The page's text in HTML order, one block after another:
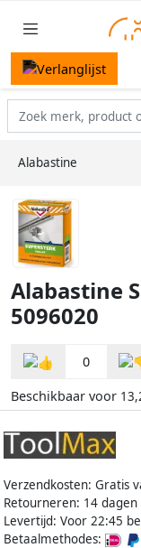
Alabastine
Alabastine
5096020
0
Beschikbaar voor
Verzendkosten: Gratis
Retourneren: 14 dagen
Levertijd: Voor 22:45
Betaalmethodes: